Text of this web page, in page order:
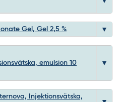
Gel, Gel 2,5 %
emulsion 10
Injektionsvätska,